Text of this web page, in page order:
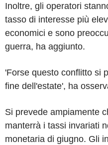
Inoltre, gli operatori
tasso di interesse più
economici e sono
guerra, ha aggiunto.
'Forse questo conflitto si
fine dell'estate', ha
Si prevede ampiamente
manterrà i tassi invariati
monetaria di giugno. Gli